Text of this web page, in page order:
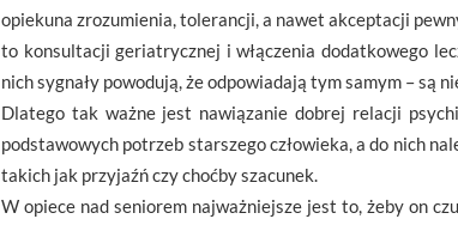
opiekuna zrozumienia, tolerancji, a nawet akceptacji
to konsultacji geriatrycznej i włączenia dodatkowego
nich sygnały powodują, że odpowiadają tym samym – są
Dlatego tak ważne jest nawiązanie dobrej relacji
podstawowych potrzeb starszego człowieka, a do nich
takich jak przyjaźń czy choćby szacunek.
W opiece nad seniorem najważniejsze jest to, żeby on